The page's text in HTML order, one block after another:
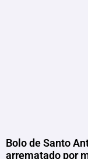
Bolo de Santo
arrematado por